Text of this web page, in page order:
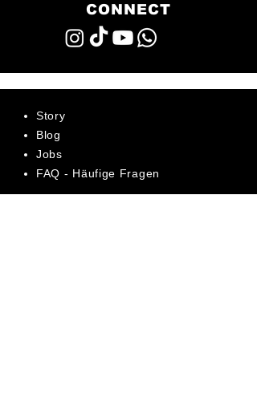
CONNECT
Story
Blog
Jobs
FAQ - Häufige Fragen